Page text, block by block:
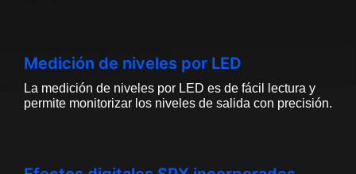
Medición de niveles por LED
La medición de niveles por LED es de fácil lectura y
permite monitorizar los niveles de salida con precisión.